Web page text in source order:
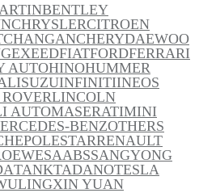
BENTLEY
CHRYSLERCITROEN
CHANGANCHERYDAEWOO
EXEEDFIATFORDFERRARI
AUTOHINOHUMMER
ISUZUINFINITIINEOS
LINCOLN
AUTOMASERATIMINI
BENZOTHERS
POLESTARRENAULT
SAABSSANGYONG
TANKTADANOTESLA
XIN YUAN